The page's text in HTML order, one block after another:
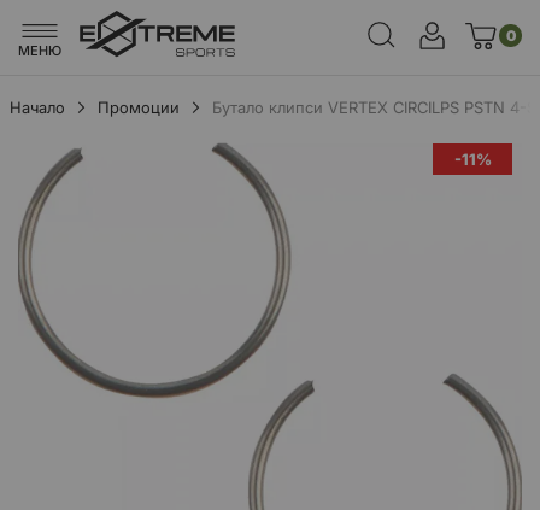
МЕНЮ
0
Начало Промоции Бутало клипси VERTEX CIRCILPS PSTN 4-
-11%
края
на
галерията
на
изображенията